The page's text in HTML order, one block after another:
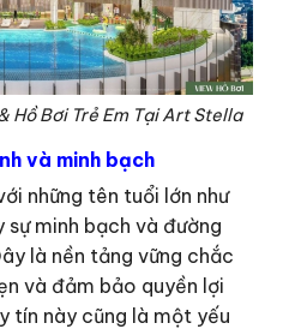
Hồ Bơi Trẻ Em Tại Art Stella
và minh bạch
những tên tuổi lớn như
sự minh bạch và đường
là nền tảng vững chắc
và đảm bảo quyền lợi
tín này cũng là một yếu